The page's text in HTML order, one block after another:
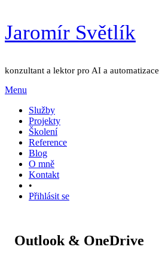
Přejít
k
Jaromír Světlík
konzultant a lektor pro AI a automatizace
Menu
Služby
Projekty
Školení
Reference
Blog
O mně
Kontakt
•
Přihlásit se
Outlook & OneDrive